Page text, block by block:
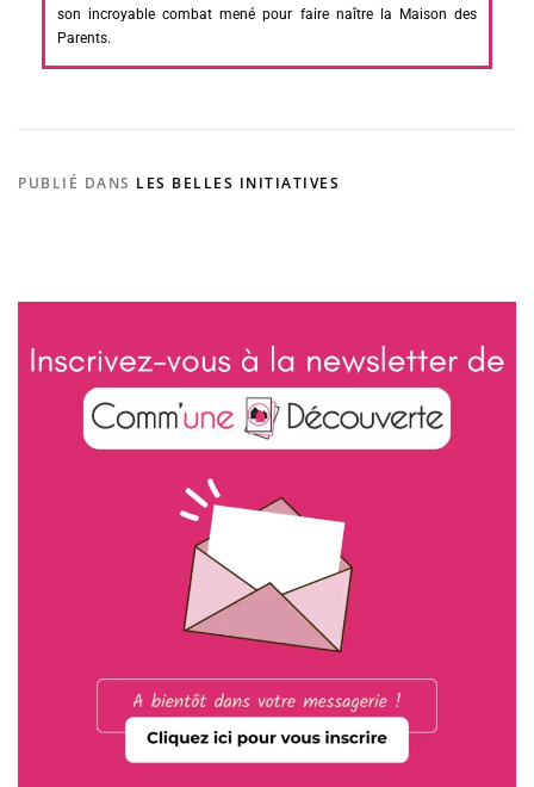
son incroyable combat mené pour faire naître la Maison des
Parents.
PUBLIÉ DANS LES BELLES INITIATIVES